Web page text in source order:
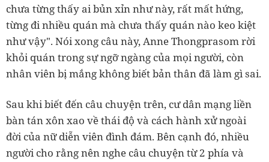
chưa từng thấy ai bủn xỉn như này, rất mất hứng,
từng đi nhiều quán mà chưa thấy quán nào keo kiệt
như vậy". Nói xong câu này, Anne Thongprasom rời
khỏi quán trong sự ngỡ ngàng của mọi người, còn
nhân viên bị mắng không biết bản thân đã làm gì sai.
Sau khi biết đến câu chuyện trên, cư dân mạng liền
bàn tán xôn xao về thái độ và cách hành xử ngoài
đời của nữ diễn viên đình đám. Bên cạnh đó, nhiều
người cho rằng nên nghe câu chuyện từ 2 phía và